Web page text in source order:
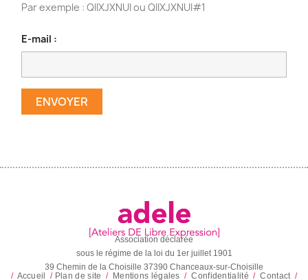
Par exemple : QIIXJXNUI ou QIIXJXNUI#1
E-mail :
ENVOYER
Association déclarée
sous le régime de la loi du 1er juillet 1901
39 Chemin de la Choisille 37390 Chanceaux-sur-Choisille
/ Accueil / Plan de site / Mentions légales / Confidentialité / Contact /